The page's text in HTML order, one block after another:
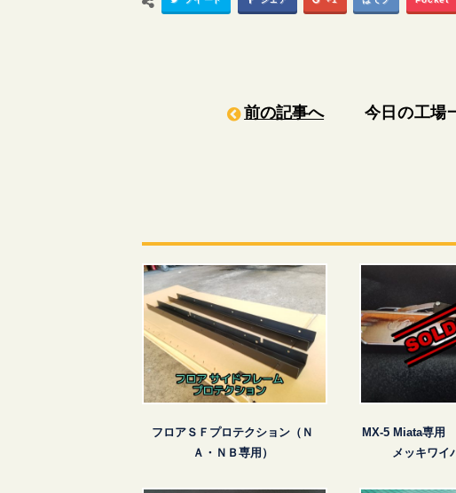
前の記事へ 今日の工場
フロアＳＦプロテクション（Ｎ
Ａ・ＮＢ専用）
MX-5 Miata
メッキワイ